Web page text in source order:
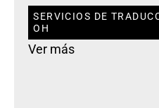
SERVICIOS DE
OH
Ver más